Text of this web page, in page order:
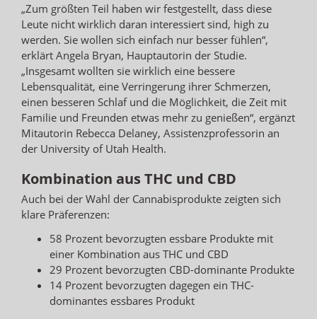
„Zum größten Teil haben wir festgestellt, dass diese
Leute nicht wirklich daran interessiert sind, high zu
werden. Sie wollen sich einfach nur besser fühlen“,
erklärt Angela Bryan, Hauptautorin der Studie.
„Insgesamt wollten sie wirklich eine bessere
Lebensqualität, eine Verringerung ihrer Schmerzen,
einen besseren Schlaf und die Möglichkeit, die Zeit mit
Familie und Freunden etwas mehr zu genießen“, ergänzt
Mitautorin Rebecca Delaney, Assistenzprofessorin an
der University of Utah Health.
Kombination aus THC und CBD
Auch bei der Wahl der Cannabisprodukte zeigten sich
klare Präferenzen:
58 Prozent bevorzugten essbare Produkte mit
einer Kombination aus THC und CBD
29 Prozent bevorzugten CBD-dominante Produkte
14 Prozent bevorzugten dagegen ein THC-
dominantes essbares Produkt